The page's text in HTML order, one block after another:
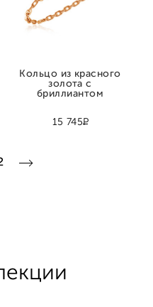
15 745Р
Кольцо из красного
золота с
бриллиантом